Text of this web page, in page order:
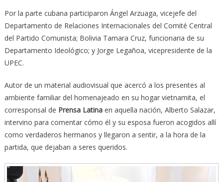
Por la parte cubana participaron Ángel Arzuaga, vicejefe del
Departamento de Relaciones Internacionales del Comité Central
del Partido Comunista; Bolivia Tamara Cruz, funcionaria de su
Departamento Ideológico; y Jorge Legañoa, vicepresidente de la
UPEC.
Autor de un material audiovisual que acercó a los presentes al
ambiente familiar del homenajeado en su hogar vietnamita, el
corresponsal de Prensa Latinaen aquella nación, Alberto Salazar,
intervino para comentar cómo él y su esposa fueron acogidos allí
como verdaderos hermanos y llegaron a sentir, a la hora de la
partida, que dejaban a seres queridos.